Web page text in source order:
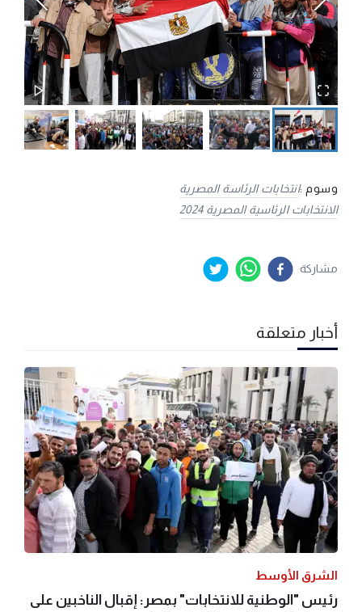
وسوم :انتخابات الرئاسة المصرية
الانتخابات الرئاسية المصرية 2024
مشاركة
أخبار متعلقة
الشرق الأوسط
رئيس "الوطنية للانتخابات" بمصر: إقبال الناخبين على